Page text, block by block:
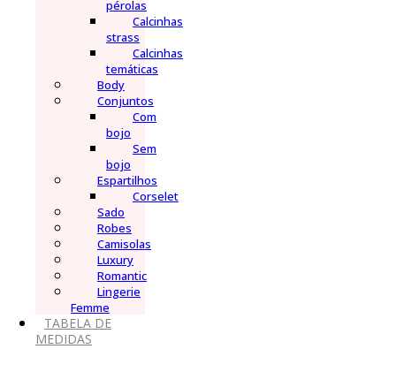
pérolas
Calcinhas
strass
Calcinhas
temáticas
Body
Conjuntos
Com
bojo
Sem
bojo
Espartilhos
Corselet
Sado
Robes
Camisolas
Luxury
Romantic
Lingerie
Femme
TABELA DE
MEDIDAS